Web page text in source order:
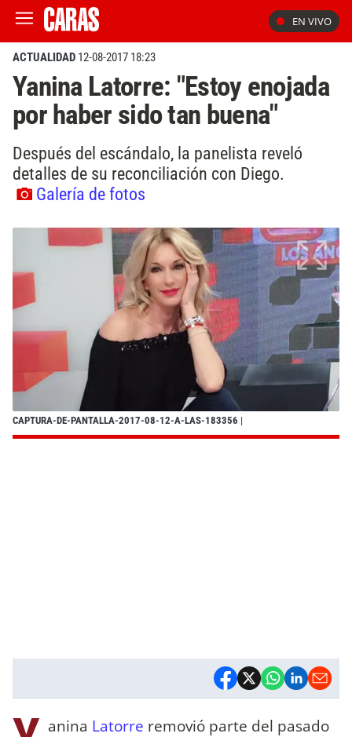
EN VIVO
ACTUALIDAD 12-08-2017 18:23
Yanina Latorre: "Estoy enojada
por haber sido tan buena"
Después del escándalo, la panelista reveló
detalles de su reconciliación con Diego.
Galería de fotos
CAPTURA-DE-PANTALLA-2017-08-12-A-LAS-183356 |
anina Latorre removió parte del pasado